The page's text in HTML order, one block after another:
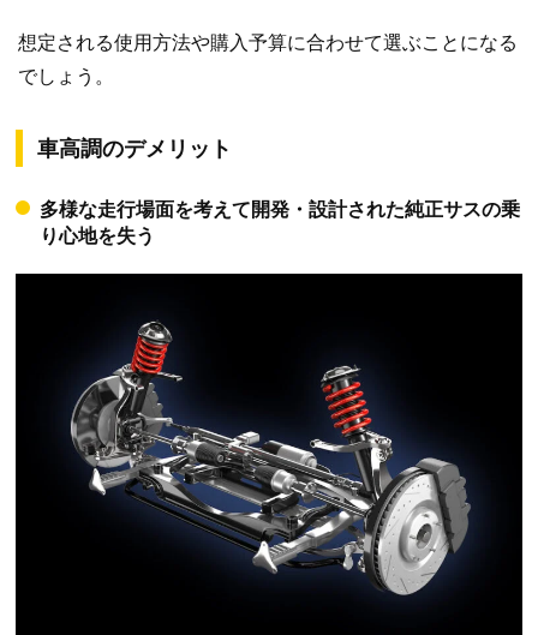
想定される使用方法や購入予算に合わせて選ぶことになる
でしょう。
車高調のデメリット
多様な走行場面を考えて開発・設計された純正サスの乗
り心地を失う